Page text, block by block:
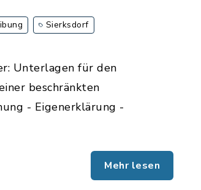
Sierksdorf
Unterlagen für den
beschränkten
- Eigenerklärung -
Mehr lesen